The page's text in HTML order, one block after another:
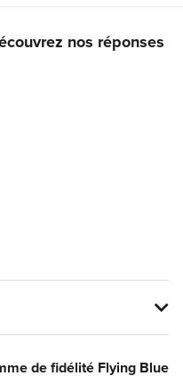
nos réponses
de fidélité Flying Blue